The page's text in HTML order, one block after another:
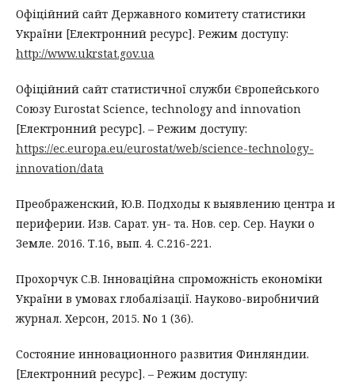
Офіційний сайт Державного комитету статистики
України [Електронний ресурс]. Режим доступу:
http://www.ukrstat.gov.ua
Офіційний сайт статистичної служби Європейського
Союзу Eurostat Science, technology and innovation
[Електронний ресурс]. – Режим доступу:
https://ec.europa.eu/eurostat/web/science-technology-
innovation/data
Преображенский, Ю.В. Подходы к выявлению центра и
периферии. Изв. Сарат. ун- та. Нов. сер. Сер. Науки о
Земле. 2016. Т.16, вып. 4. С.216-221.
Прохорчук С.В. Інноваційна спроможність економіки
України в умовах глобалізації. Науково-виробничий
журнал. Херсон, 2015. No 1 (36).
Состояние инновационного развития Финляндии.
[Електронний ресурс]. – Режим доступу: